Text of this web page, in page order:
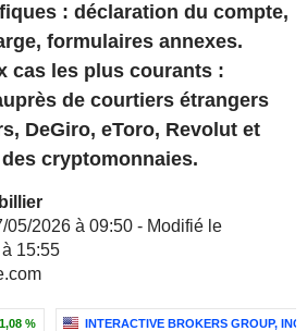
: déclaration du compte,
formulaires annexes.
cas les plus courants :
de courtiers étrangers
DeGiro, eToro, Revolut et
cryptomonnaies.
05/2026 à 09:50 - Modifié le
15:55
% INTERACTIVE BROKERS GROUP, INC.